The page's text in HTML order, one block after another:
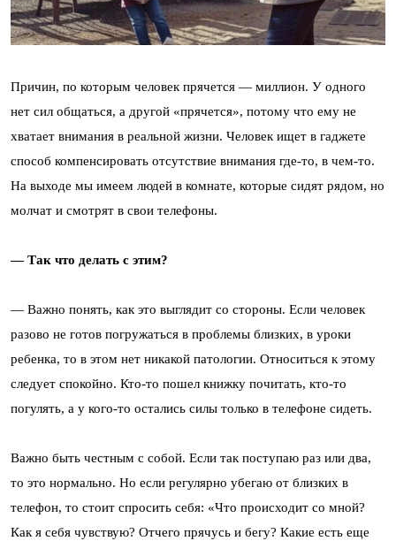
Причин, по которым человек прячется — миллион. У одного
нет сил общаться, а другой «прячется», потому что ему не
хватает внимания в реальной жизни. Человек ищет в гаджете
способ компенсировать отсутствие внимания где-то, в чем-то.
На выходе мы имеем людей в комнате, которые сидят рядом, но
молчат и смотрят в свои телефоны.
— Так что делать с этим?
— Важно понять, как это выглядит со стороны. Если человек
разово не готов погружаться в проблемы близких, в уроки
ребенка, то в этом нет никакой патологии. Относиться к этому
следует спокойно. Кто-то пошел книжку почитать, кто-то
погулять, а у кого-то остались силы только в телефоне сидеть.
Важно быть честным с собой. Если так поступаю раз или два,
то это нормально. Но если регулярно убегаю от близких в
телефон, то стоит спросить себя: «Что происходит со мной?
Как я себя чувствую? Отчего прячусь и бегу? Какие есть еще